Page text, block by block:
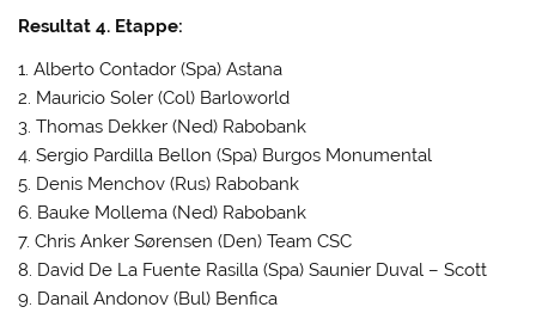
Resultat 4. Etappe:
1. Alberto Contador (Spa) Astana
2. Mauricio Soler (Col) Barloworld
3. Thomas Dekker (Ned) Rabobank
4. Sergio Pardilla Bellon (Spa) Burgos Monumental
5. Denis Menchov (Rus) Rabobank
6. Bauke Mollema (Ned) Rabobank
7. Chris Anker Sørensen (Den) Team CSC
8. David De La Fuente Rasilla (Spa) Saunier Duval – Scott
9. Danail Andonov (Bul) Benfica